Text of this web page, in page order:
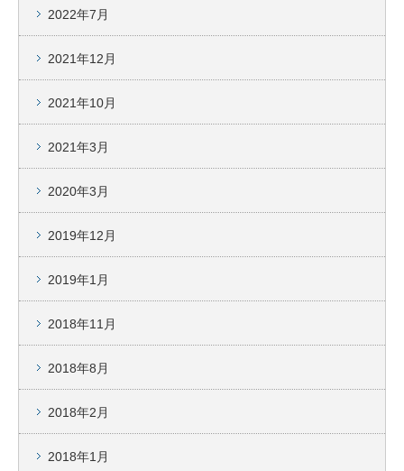
2022年7月
2021年12月
2021年10月
2021年3月
2020年3月
2019年12月
2019年1月
2018年11月
2018年8月
2018年2月
2018年1月